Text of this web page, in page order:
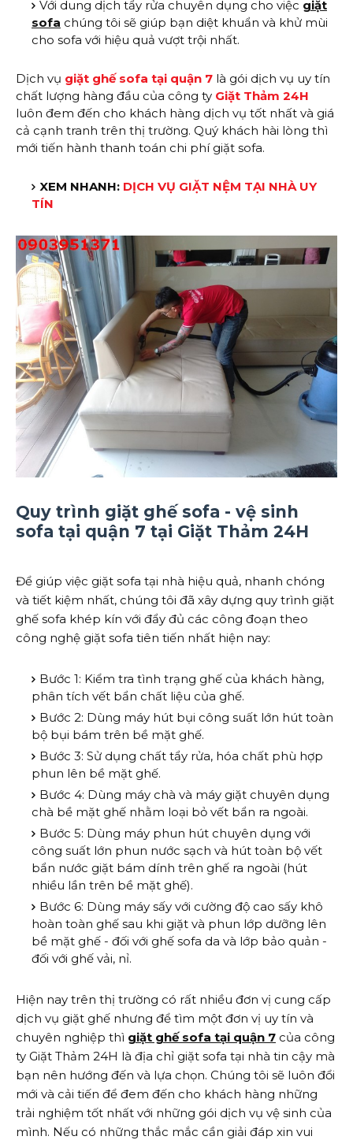
Với dung dịch tẩy rửa chuyên dụng cho việc giặt
sofa chúng tôi sẽ giúp bạn diệt khuẩn và khử mùi
cho sofa với hiệu quả vượt trội nhất.
Dịch vụ giặt ghế sofa tại quận 7 là gói dịch vụ uy tín
chất lượng hàng đầu của công ty Giặt Thảm 24H
luôn đem đến cho khách hàng dịch vụ tốt nhất và giá
cả cạnh tranh trên thị trường. Quý khách hài lòng thì
mới tiến hành thanh toán chi phí giặt sofa.
XEM NHANH: DỊCH VỤ GIẶT NỆM TẠI NHÀ UY
TÍN
Quy trình giặt ghế sofa - vệ sinh
sofa tại quận 7 tại Giặt Thảm 24H
Để giúp việc giặt sofa tại nhà hiệu quả, nhanh chóng
và tiết kiệm nhất, chúng tôi đã xây dựng quy trình giặt
ghế sofa khép kín với đẩy đủ các công đoạn theo
công nghệ giặt sofa tiên tiến nhất hiện nay:
Bước 1: Kiểm tra tình trạng ghế của khách hàng,
phân tích vết bẩn chất liệu của ghế.
Bước 2: Dùng máy hút bụi công suất lớn hút toàn
bộ bụi bám trên bề mặt ghế.
Bước 3: Sử dụng chất tẩy rửa, hóa chất phù hợp
phun lên bề mặt ghế.
Bước 4: Dùng máy chà và máy giặt chuyên dụng
chà bề mặt ghế nhằm loại bỏ vết bẩn ra ngoài.
Bước 5: Dùng máy phun hút chuyên dụng với
công suất lớn phun nước sạch và hút toàn bộ vết
bẩn nước giặt bám dính trên ghế ra ngoài (hút
nhiều lần trên bề mặt ghế).
Bước 6: Dùng máy sấy với cường độ cao sấy khô
hoàn toàn ghế sau khi giặt và phun lớp dưỡng lên
bề mặt ghế - đối với ghế sofa da và lớp bảo quản -
đối với ghế vải, nỉ.
Hiện nay trên thị trường có rất nhiều đơn vị cung cấp
dịch vụ giặt ghế nhưng để tìm một đơn vị uy tín và
chuyên nghiệp thì giặt ghế sofa tại quận 7 của công
ty Giặt Thảm 24H là địa chỉ giặt sofa tại nhà tin cậy mà
bạn nên hướng đến và lựa chọn. Chúng tôi sẽ luôn đổi
mới và cải tiến để đem đến cho khách hàng những
trải nghiệm tốt nhất với những gói dịch vụ vệ sinh của
mình. Nếu có những thắc mắc cần giải đáp xin vui